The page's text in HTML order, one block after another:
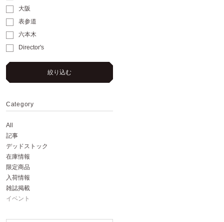
大阪
表参道
六本木
Director's
絞り込む
Category
All
記事
デッドストック
在庫情報
限定商品
入荷情報
雑誌掲載
イベント